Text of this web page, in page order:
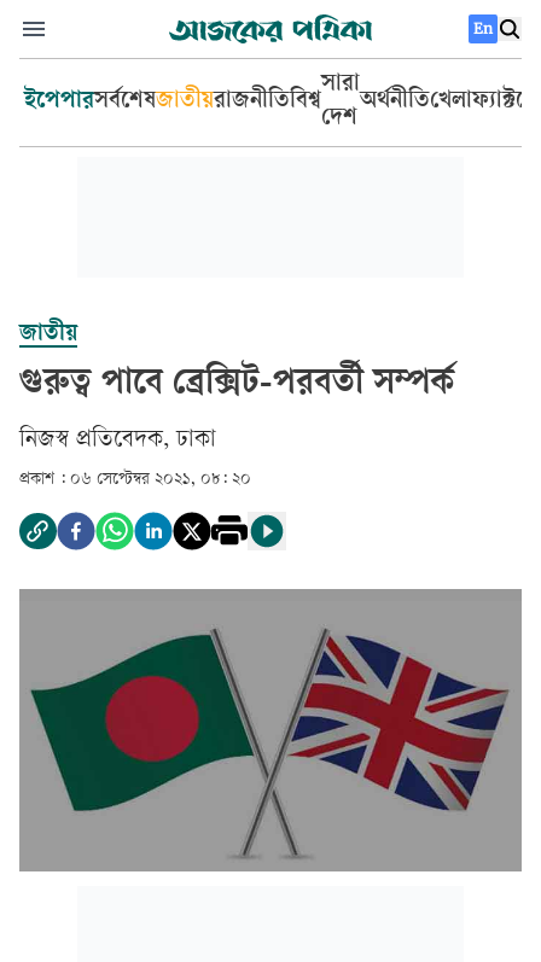
En
ইপেপারসর্বশেষজাতীয়রাজনীতিবিশ্ব
সারা
দেশ
অর্থনীতিখেলা
জাতীয়
গুরুত্ব পাবে ব্রেক্সিট-পরবর্তী সম্পর্ক
নিজস্ব প্রতিবেদক, ঢাকা
প্রকাশ : ০৬ সেপ্টেম্বর ২০২১, ০৮: ২০